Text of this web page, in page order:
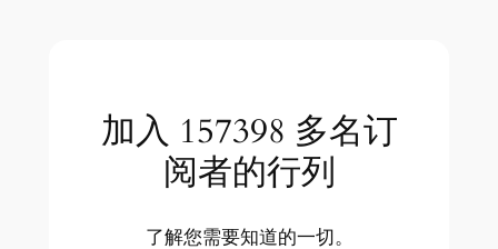
加入 157398 多名订
阅者的行列
了解您需要知道的一切。